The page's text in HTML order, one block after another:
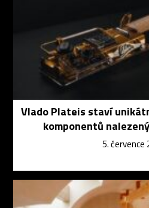
Vlado Plateis staví
komponentů
5. července